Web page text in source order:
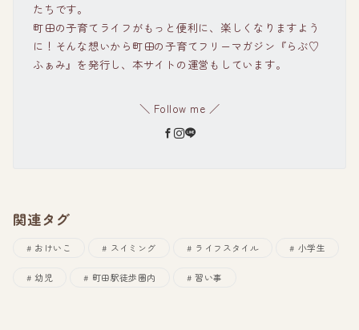
たちです。
町田の子育てライフがもっと便利に、楽しくなりますよう
に！そんな想いから町田の子育てフリーマガジン『らぶ♡
ふぁみ』を発行し、本サイトの運営もしています。
＼ Follow me ／
関連タグ
おけいこ スイミング ライフスタイル 小学生
幼児 町田駅徒歩圏内 習い事